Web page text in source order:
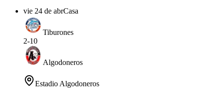
vie 24 de abrCasa
Tiburones
2-10
Algodoneros
Estadio Algodoneros